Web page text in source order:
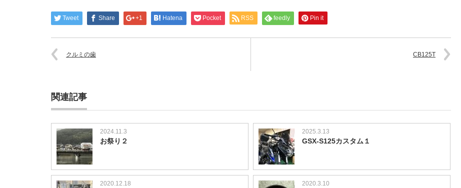
Tweet Share +1 Hatena Pocket RSS feedly Pin it
クルミの歯 CB125T
関連記事
2024.11.3
お祭り２
2025.3.13
GSX-S125カスタム１
2020.12.18 2020.3.10